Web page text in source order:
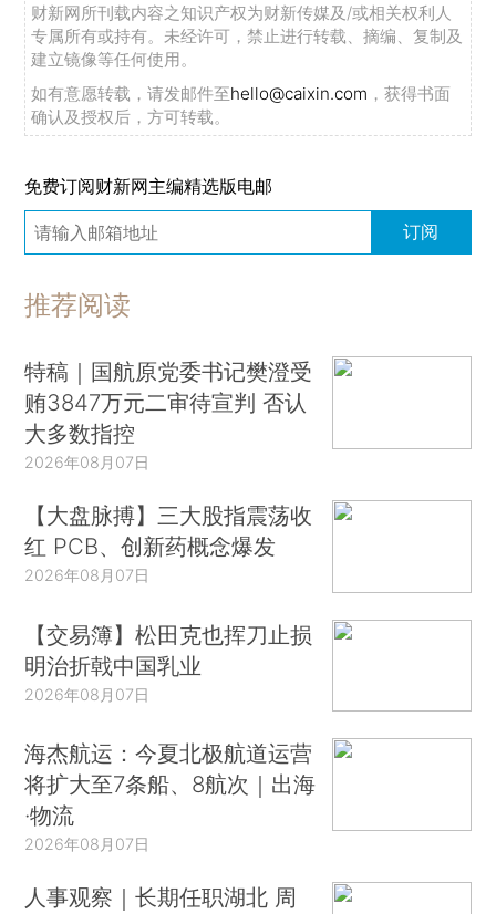
财新网所刊载内容之知识产权为财新传媒及/或相关权利人
专属所有或持有。未经许可，禁止进行转载、摘编、复制及
建立镜像等任何使用。
如有意愿转载，请发邮件至hello@caixin.com ，获得书面
确认及授权后，方可转载。
免费订阅财新网主编精选版电邮
订阅
推荐阅读
特稿｜国航原党委书记樊澄受
贿3847万元二审待宣判 否认
大多数指控
2026年08月07日
【大盘脉搏】三大股指震荡收
红 PCB、创新药概念爆发
2026年08月07日
【交易簿】松田克也挥刀止损
明治折戟中国乳业
2026年08月07日
海杰航运：今夏北极航道运营
将扩大至7条船、8航次｜出海
·物流
2026年08月07日
人事观察｜长期任职湖北 周